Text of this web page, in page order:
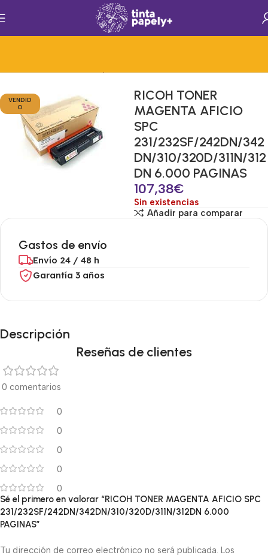
VENDID
O
RICOH TONER
MAGENTA AFICIO
SPC
231/232SF/242DN/342
DN/310/320D/311N/312
DN 6.000 PAGINAS
107,38€
Sin existencias
Añadir para comparar
Gastos de envío
Envío 24 / 48 h
Garantía 3 años
Descripción
Reseñas de clientes
0 comentarios
0
0
0
0
0
Sé el primero en valorar “RICOH TONER MAGENTA AFICIO SPC
231/232SF/242DN/342DN/310/320D/311N/312DN 6.000
PAGINAS”
Tu dirección de correo electrónico no será publicada. Los